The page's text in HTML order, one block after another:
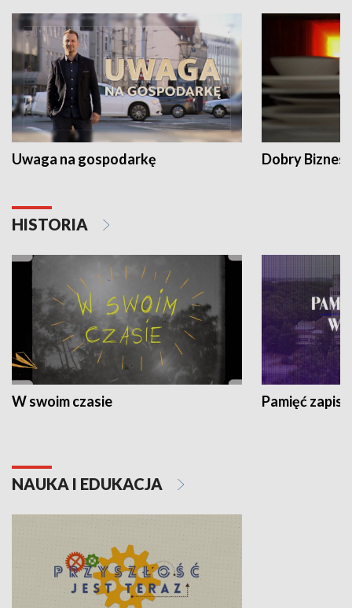
Uwaga na gospodarkę Dobry Biznes
HISTORIA
W swoim czasie Pamięć
NAUKA I EDUKACJA